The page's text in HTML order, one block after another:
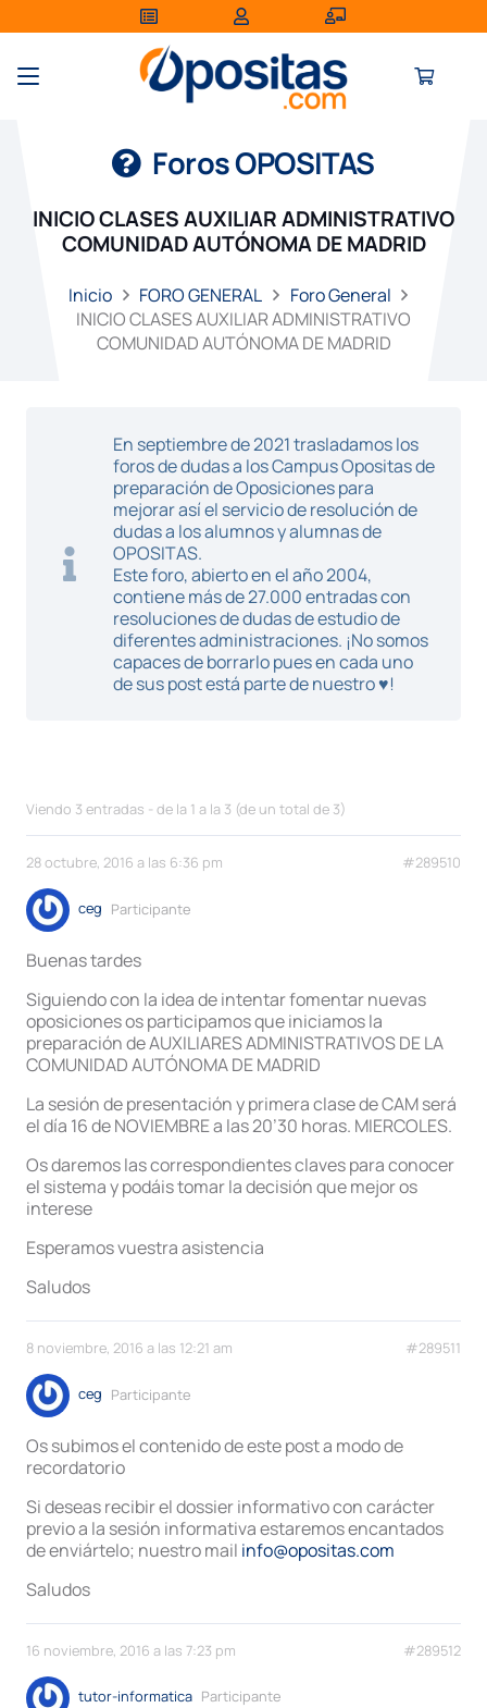
Foros OPOSITAS
INICIO CLASES AUXILIAR ADMINISTRATIVO
COMUNIDAD AUTÓNOMA DE MADRID
Inicio FORO GENERAL
Foro General
INICIO CLASES AUXILIAR ADMINISTRATIVO
COMUNIDAD AUTÓNOMA DE MADRID
En septiembre de 2021 trasladamos los
foros de dudas a los Campus Opositas de
preparación de Oposiciones para
mejorar así el servicio de resolución de
dudas a los alumnos y alumnas de
OPOSITAS.
Este foro, abierto en el año 2004,
contiene más de 27.000 entradas con
resoluciones de dudas de estudio de
diferentes administraciones. ¡No somos
capaces de borrarlo pues en cada uno
de sus post está parte de nuestro ♥!
Viendo 3 entradas - de la 1 a la 3 (de un total de 3)
28 octubre, 2016 a las 6:36 pm #289510
ceg Participante
Buenas tardes
Siguiendo con la idea de intentar fomentar nuevas
oposiciones os participamos que iniciamos la
preparación de AUXILIARES ADMINISTRATIVOS DE LA
COMUNIDAD AUTÓNOMA DE MADRID
La sesión de presentación y primera clase de CAM será
el día 16 de NOVIEMBRE a las 20’30 horas. MIERCOLES.
Os daremos las correspondientes claves para conocer
el sistema y podáis tomar la decisión que mejor os
interese
Esperamos vuestra asistencia
Saludos
8 noviembre, 2016 a las 12:21 am #289511
ceg Participante
Os subimos el contenido de este post a modo de
recordatorio
Si deseas recibir el dossier informativo con carácter
previo a la sesión informativa estaremos encantados
de enviártelo; nuestro mail info@opositas.com
Saludos
16 noviembre, 2016 a las 7:23 pm #289512
tutor-informatica Participante